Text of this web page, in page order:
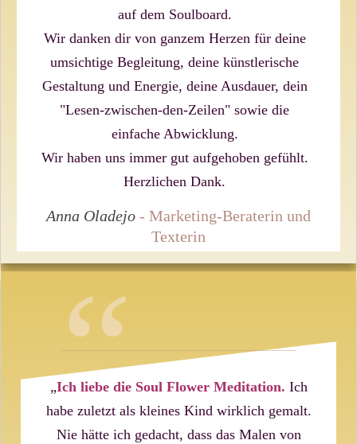
auf dem Soulboard.
Wir danken dir von ganzem Herzen für deine
umsichtige Begleitung, deine künstlerische
Gestaltung und Energie, deine Ausdauer, dein
"Lesen-zwischen-den-Zeilen" sowie die
einfache Abwicklung.
Wir haben uns immer gut aufgehoben gefühlt.
Herzlichen Dank.
Anna Oladejo - Marketing-Beraterin und
Texterin
“
„Ich liebe die Soul Flower Meditation. Ich
habe zuletzt als kleines Kind wirklich gemalt.
Nie hätte ich gedacht, dass das Malen von